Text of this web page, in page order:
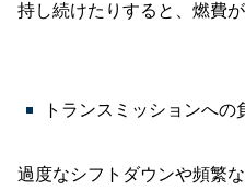
持し続けたりすると、燃費
トランスミッションへの
過度なシフトダウンや頻繁